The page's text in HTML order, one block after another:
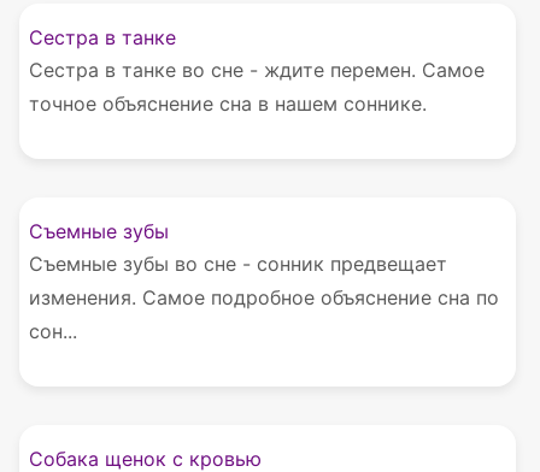
Сестра в танке
Сестра в танке во сне - ждите перемен. Самое
точное объяснение сна в нашем соннике.
Съемные зубы
Съемные зубы во сне - сонник предвещает
изменения. Самое подробное объяснение сна по
сон...
Собака щенок с кровью